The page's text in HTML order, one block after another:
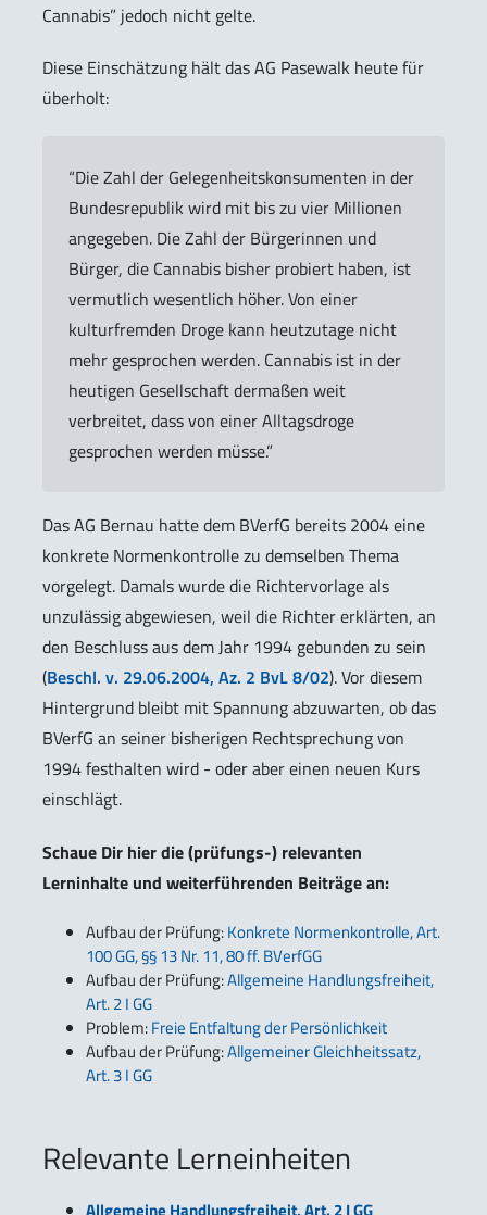
Cannabis” jedoch nicht gelte.
Diese Einschätzung hält das AG Pasewalk heute für
überholt:
“Die Zahl der Gelegenheitskonsumenten in der
Bundesrepublik wird mit bis zu vier Millionen
angegeben. Die Zahl der Bürgerinnen und
Bürger, die Cannabis bisher probiert haben, ist
vermutlich wesentlich höher. Von einer
kulturfremden Droge kann heutzutage nicht
mehr gesprochen werden. Cannabis ist in der
heutigen Gesellschaft dermaßen weit
verbreitet, dass von einer Alltagsdroge
gesprochen werden müsse.”
Das AG Bernau hatte dem BVerfG bereits 2004 eine
konkrete Normenkontrolle zu demselben Thema
vorgelegt. Damals wurde die Richtervorlage als
unzulässig abgewiesen, weil die Richter erklärten, an
den Beschluss aus dem Jahr 1994 gebunden zu sein
(Beschl. v. 29.06.2004, Az. 2 BvL 8/02). Vor diesem
Hintergrund bleibt mit Spannung abzuwarten, ob das
BVerfG an seiner bisherigen Rechtsprechung von
1994 festhalten wird - oder aber einen neuen Kurs
einschlägt.
Schaue Dir hier die (prüfungs-) relevanten
Lerninhalte und weiterführenden Beiträge an:
Aufbau der Prüfung:Konkrete Normenkontrolle, Art.
100 GG, §§ 13 Nr. 11, 80 ff. BVerfGG
Aufbau der Prüfung:Allgemeine Handlungsfreiheit,
Art. 2 I GG
Problem:Freie Entfaltung der Persönlichkeit
Aufbau der Prüfung:Allgemeiner Gleichheitssatz,
Art. 3 I GG
Relevante Lerneinheiten
Allgemeine Handlungsfreiheit, Art. 2 I GG